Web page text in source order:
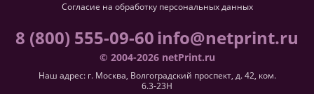
Согласие на обработку персональных данных
8 (800) 555-09-60info@netprint.ru
© 2004-2026 netPrint.ru
Наш адрес: г. Москва, Волгоградский проспект, д. 42, ком.
6.3-23H